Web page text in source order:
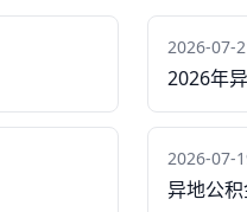
2026-07-
2026年
2026-07-
异地公